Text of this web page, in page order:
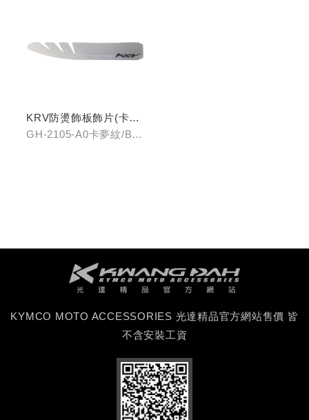
KRV防燙飾板飾片(卡夢
紋/金屬髮絲)
GH-2105-A0卡夢紋/B0
KYMCO MOTO ACCESSORIES 光達精品官方網站售價 皆
不含安裝工資